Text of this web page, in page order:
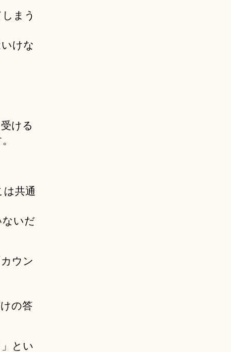
まう
けな
ける
共通
いだ
ウン
の答
とい